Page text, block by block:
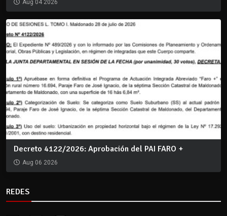
Aug 04 2026
Decreto 4122/2026: Aprobación del PAI FARO +
Aug 06 2026
REDES